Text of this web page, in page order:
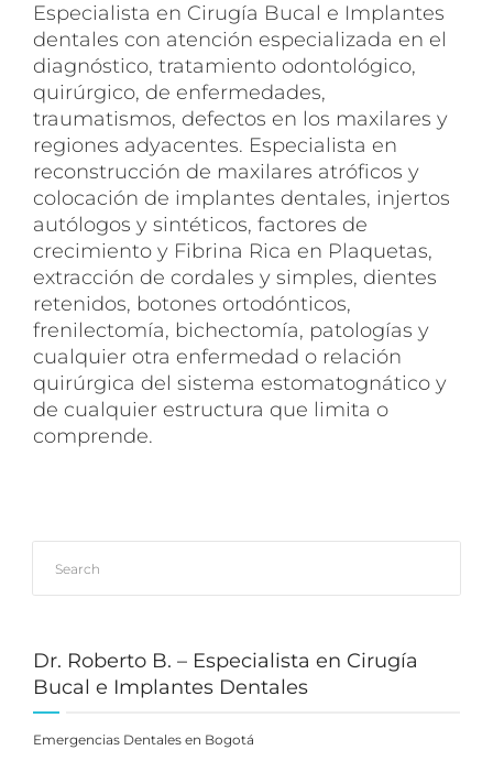
Especialista en Cirugía Bucal e Implantes
dentales con atención especializada en el
diagnóstico, tratamiento odontológico,
quirúrgico, de enfermedades,
traumatismos, defectos en los maxilares y
regiones adyacentes. Especialista en
reconstrucción de maxilares atróficos y
colocación de implantes dentales, injertos
autólogos y sintéticos, factores de
crecimiento y Fibrina Rica en Plaquetas,
extracción de cordales y simples, dientes
retenidos, botones ortodónticos,
frenilectomía, bichectomía, patologías y
cualquier otra enfermedad o relación
quirúrgica del sistema estomatognático y
de cualquier estructura que limita o
comprende.
Dr. Roberto B. – Especialista en Cirugía
Bucal e Implantes Dentales
Emergencias Dentales en Bogotá